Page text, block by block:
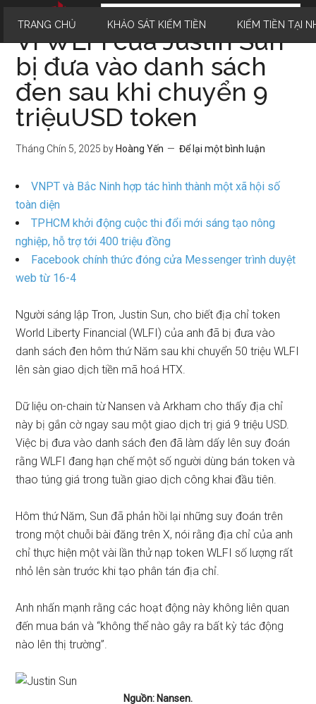
TRANG CHỦ KHẢO SÁT KIẾM TIỀN KIẾM TIỀN TẠI
Ví WLFI của Justin Sun
bị đưa vào danh sách
đen sau khi chuyển 9
triệuUSD token
Tháng Chín 5, 2025 by Hoàng Yến Để lại một bình luận
VNPT và Bắc Ninh hợp tác hình thành một xã hội số
toàn diện
TPHCM khởi động cuộc thi đổi mới sáng tạo nông
nghiệp, hỗ trợ tới 400 triệu đồng
Facebook chính thức đóng cửa Messenger trình duyệt
web từ 16-4
Người sáng lập Tron, Justin Sun, cho biết địa chỉ token
World Liberty Financial (WLFI) của anh đã bị đưa vào
danh sách đen hôm thứ Năm sau khi chuyển 50 triệu WLFI
lên sàn giao dịch tiền mã hoá HTX.
Dữ liệu on-chain từ Nansen và Arkham cho thấy địa chỉ
này bị gắn cờ ngay sau một giao dịch trị giá 9 triệu USD.
Việc bị đưa vào danh sách đen đã làm dấy lên suy đoán
rằng WLFI đang hạn chế một số người dùng bán token và
thao túng giá trong tuần giao dịch công khai đầu tiên.
Hôm thứ Năm, Sun đã phản hồi lại những suy đoán trên
trong một chuỗi bài đăng trên X, nói rằng địa chỉ của anh
chỉ thực hiện một vài lần thử nạp token WLFI số lượng rất
nhỏ lên sàn trước khi tạo phân tán địa chỉ.
Anh nhấn mạnh rằng các hoạt động này không liên quan
đến mua bán và “không thể nào gây ra bất kỳ tác động
nào lên thị trường”.
Nguồn: Nansen.